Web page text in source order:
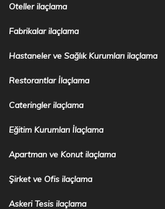
Oteller ilaçlama
Fabrikalar ilaçlama
Hastaneler ve Sağlık Kurumları ilaçlama
Restorantlar İlaçlama
Cateringler ilaçlama
Eğitim Kurumları İlaçlama
Apartman ve Konut ilaçlama
Şirket ve Ofis ilaçlama
Askeri Tesis ilaçlama